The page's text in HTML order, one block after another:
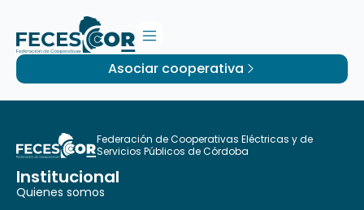
Asociar cooperativa
Federación de Cooperativas Eléctricas y de
Servicios Públicos de Córdoba
Institucional
Quienes somos